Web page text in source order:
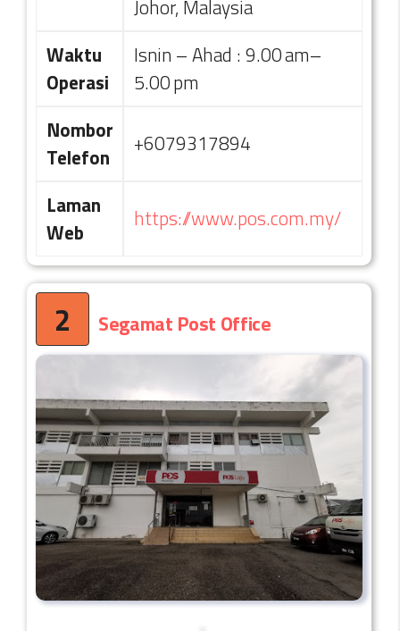
Johor, Malaysia
Waktu
Operasi
Isnin – Ahad : 9.00 am–
5.00 pm
Nombor
Telefon
+6079317894
Laman
Web
https://www.pos.com.my/
2 Segamat Post Office